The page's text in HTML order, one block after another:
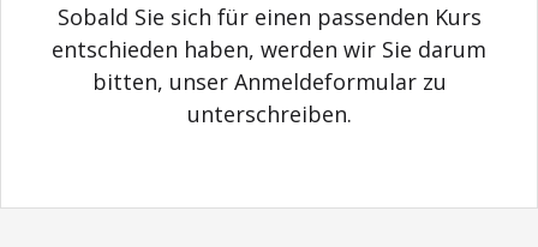
Sobald Sie sich für einen passenden Kurs
entschieden haben, werden wir Sie darum
bitten, unser Anmeldeformular zu
unterschreiben.